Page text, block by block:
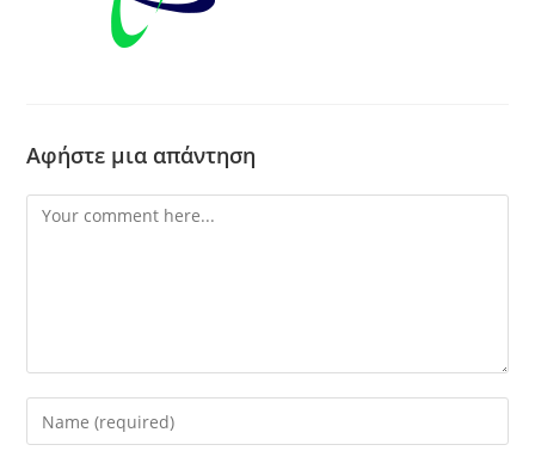
Αφήστε μια απάντηση